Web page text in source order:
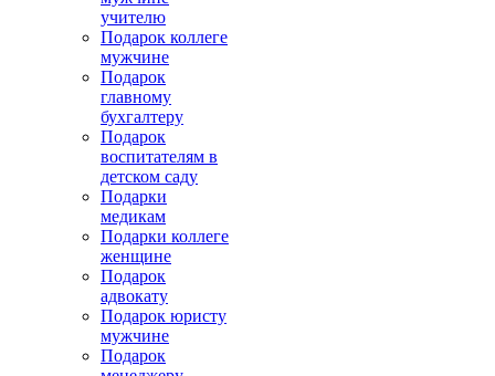
учителю
Подарок коллеге
мужчине
Подарок
главному
бухгалтеру
Подарок
воспитателям в
детском саду
Подарки
медикам
Подарки коллеге
женщине
Подарок
адвокату
Подарок юристу
мужчине
Подарок